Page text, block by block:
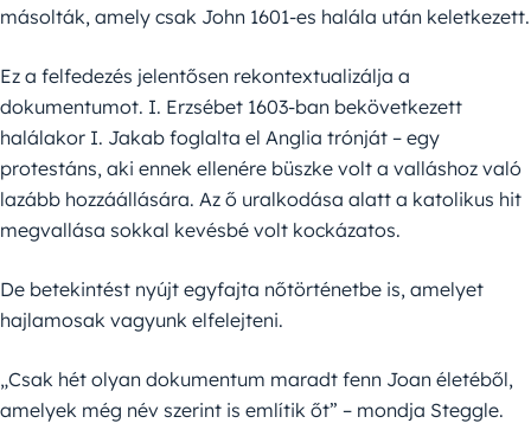
másolták, amely csak John 1601-es halála után keletkezett.
Ez a felfedezés jelentősen rekontextualizálja a
dokumentumot. I. Erzsébet 1603-ban bekövetkezett
halálakor I. Jakab foglalta el Anglia trónját – egy
protestáns, aki ennek ellenére büszke volt a valláshoz való
lazább hozzáállására. Az ő uralkodása alatt a katolikus hit
megvallása sokkal kevésbé volt kockázatos.
De betekintést nyújt egyfajta nőtörténetbe is, amelyet
hajlamosak vagyunk elfelejteni.
„Csak hét olyan dokumentum maradt fenn Joan életéből,
amelyek még név szerint is említik őt” – mondja Steggle.